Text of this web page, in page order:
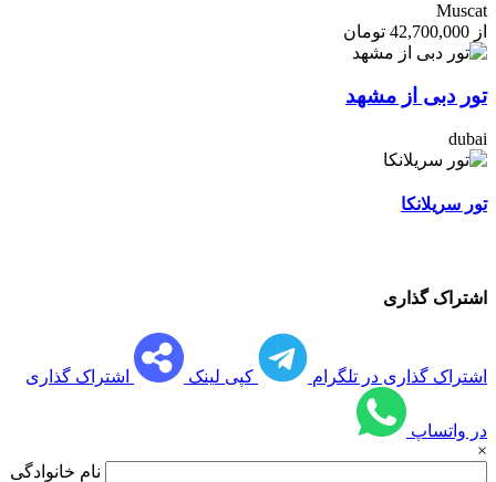
Muscat
از 42,700,000 تومان
تور دبی از مشهد
dubai
تور سریلانکا
اشتراک گذاری
اشتراک گذاری در تلگرام کپی لینک اشتراک گذاری
در واتساپ
×
نام خانوادگی